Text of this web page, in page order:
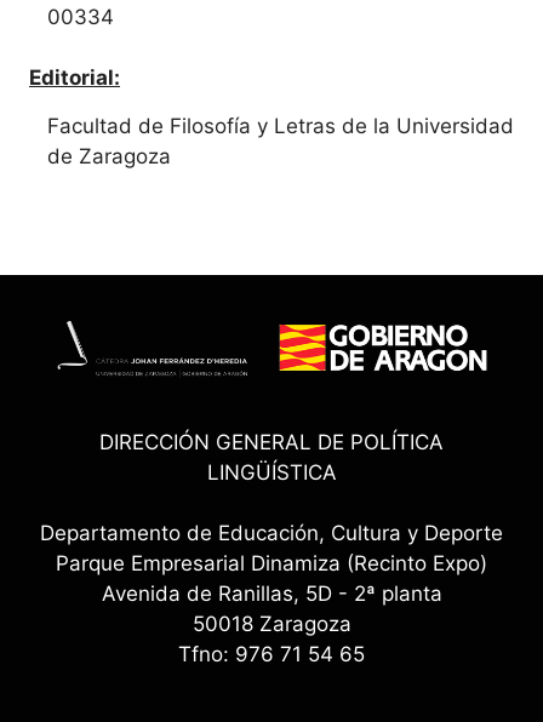
00334
Editorial:
Facultad de Filosofía y Letras de la Universidad
de Zaragoza
DIRECCIÓN GENERAL DE POLÍTICA
LINGÜÍSTICA
Departamento de Educación, Cultura y Deporte
Parque Empresarial Dinamiza (Recinto Expo)
Avenida de Ranillas, 5D - 2ª planta
50018 Zaragoza
Tfno: 976 71 54 65